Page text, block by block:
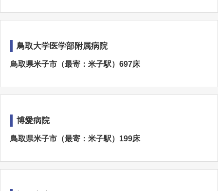
鳥取大学医学部附属病院
鳥取県米子市（最寄：米子駅）697床
博愛病院
鳥取県米子市（最寄：米子駅）199床